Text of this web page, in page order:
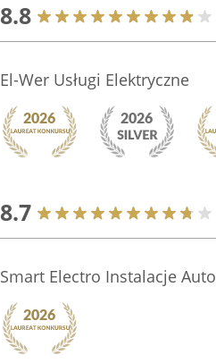
8.8
El-Wer Usługi Elektryczne
8.7
Smart Electro Instalacje